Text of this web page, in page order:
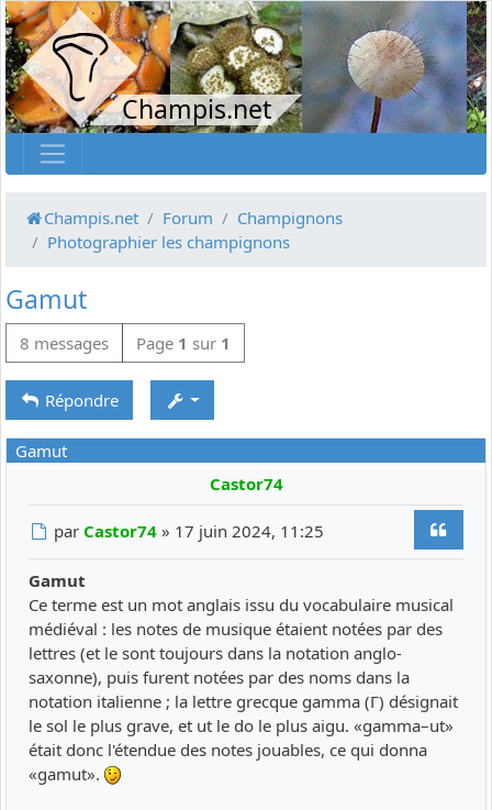
Champis.net
Champis.net Forum
Champignons
Photographier les champignons
Gamut
8 messages Page 1 sur 1
Répondre
Gamut
Castor74
Message
par Castor74 » 17 juin 2024, 11:25
Gamut
Ce terme est un mot anglais issu du vocabulaire musical
médiéval : les notes de musique étaient notées par des
lettres (et le sont toujours dans la notation anglo-
saxonne), puis furent notées par des noms dans la
notation italienne ; la lettre grecque gamma (Γ) désignait
le sol le plus grave, et ut le do le plus aigu. «gamma–ut»
était donc l'étendue des notes jouables, ce qui donna
«gamut».